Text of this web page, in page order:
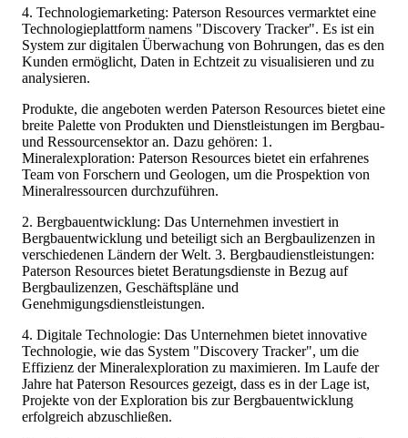
4. Technologiemarketing: Paterson Resources vermarktet eine
Technologieplattform namens "Discovery Tracker". Es ist ein
System zur digitalen Überwachung von Bohrungen, das es den
Kunden ermöglicht, Daten in Echtzeit zu visualisieren und zu
analysieren.
Produkte, die angeboten werden Paterson Resources bietet eine
breite Palette von Produkten und Dienstleistungen im Bergbau-
und Ressourcensektor an. Dazu gehören: 1.
Mineralexploration: Paterson Resources bietet ein erfahrenes
Team von Forschern und Geologen, um die Prospektion von
Mineralressourcen durchzuführen.
2. Bergbauentwicklung: Das Unternehmen investiert in
Bergbauentwicklung und beteiligt sich an Bergbaulizenzen in
verschiedenen Ländern der Welt. 3. Bergbaudienstleistungen:
Paterson Resources bietet Beratungsdienste in Bezug auf
Bergbaulizenzen, Geschäftspläne und
Genehmigungsdienstleistungen.
4. Digitale Technologie: Das Unternehmen bietet innovative
Technologie, wie das System "Discovery Tracker", um die
Effizienz der Mineralexploration zu maximieren. Im Laufe der
Jahre hat Paterson Resources gezeigt, dass es in der Lage ist,
Projekte von der Exploration bis zur Bergbauentwicklung
erfolgreich abzuschließen.